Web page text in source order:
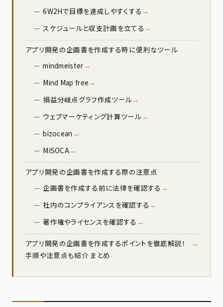
6W2Hで目標を達成しやすくする
スケジュールと収支計画を立てる
アプリ開発の企画書を作成する時に便利なツール
mindmeister
Mind Map free
損益分岐点グラフ作成ツール
ウェブマーケティング計算ツール
bizocean
MISOCA
アプリ開発の企画書を作成する際の注意点
企画書を作成する前に法律を確認する
社内のコンプライアンスを確認する
著作権やライセンスを確認する
アプリ開発の企画書を作成するポイントを徹底解説！
手順や注意点も紹介 まとめ